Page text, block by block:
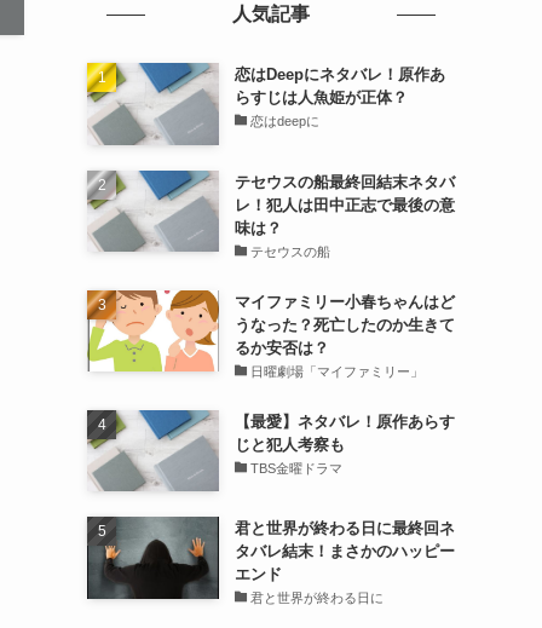
人気記事
恋はDeepにネタバレ！原作あ
らすじは人魚姫が正体？
恋はdeepに
テセウスの船最終回結末ネタバ
レ！犯人は田中正志で最後の意
味は？
テセウスの船
マイファミリー小春ちゃんはど
うなった？死亡したのか生きて
るか安否は？
日曜劇場「マイファミリー」
【最愛】ネタバレ！原作あらす
じと犯人考察も
TBS金曜ドラマ
君と世界が終わる日に最終回ネ
タバレ結末！まさかのハッピー
エンド
君と世界が終わる日に